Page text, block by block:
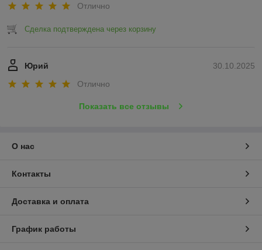
Отлично
Сделка подтверждена через корзину
30.10.2025
Юрий
Отлично
Показать все отзывы
О нас
Контакты
Доставка и оплата
График работы